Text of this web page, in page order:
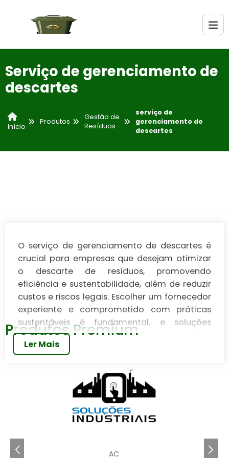
Serviço de gerenciamento de
descartes
Início
Produtos
Gestão de
Resíduos
serviço de
gerenciamento de
descartes
O serviço de gerenciamento de descartes é
crucial para empresas que desejam otimizar
o descarte de resíduos, promovendo
eficiência e sustentabilidade, além de reduzir
custos e riscos legais. Escolher um fornecedor
experiente e comprometido com práticas
sustentáveis é fundamental, e soluções
inovadoras, como tecnologia avançada e
reciclagem, são essenciais para o sucesso. O
fornecedores qualificados para aprimorar
seus processos de descarte.
O serviço de gerenciamento de descartes é uma
solução essencial para empresas que buscam
de forma eficiente e sustentável. Com o aumento
Ler Mais
Produtos Premium
AC